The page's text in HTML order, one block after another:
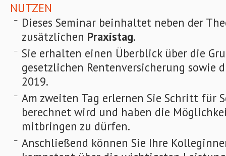
NUTZEN
Dieses Seminar beinhaltet neben der
zusätzlichen Praxistag.
Sie erhalten einen Überblick über die
gesetzlichen Rentenversicherung sowie
2019.
Am zweiten Tag erlernen Sie Schritt für
berechnet wird und haben die
mitbringen zu dürfen.
Anschließend können Sie Ihre